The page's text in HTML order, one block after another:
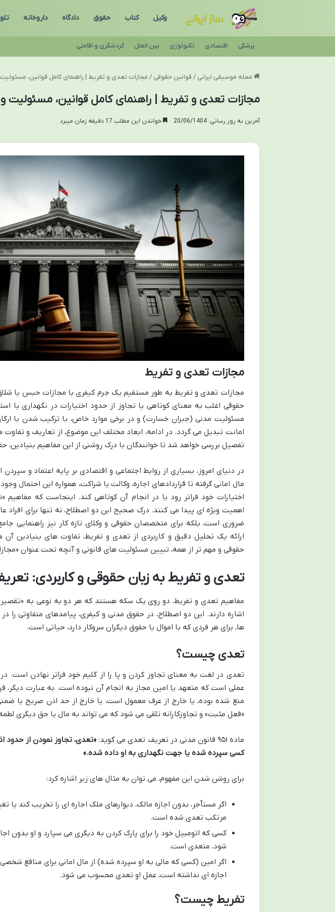
وکیل کتاب حقوق دادگاه داروخانه
پزشکی اقتصادی تکنولوژی بین الملل گردشگری و اقامتی
مجله موسیقی ایرانی / قوانین حقوقی / مجازات تعدی و تفریط | راهنمای کامل قوانین،
مجازات تعدی و تفریط | راهنمای کامل قوانین، مسئولیت
آخرین به روز رسانی: 20/06/1404 خواندن این مطلب 17 دقیقه زمان میبرد
مجازات تعدی و تفریط
مجازات تعدی و تفریط به طور مستقیم یک جرم کیفری با مجازات حبس یا
حقوقی اغلب به معنای کوتاهی یا تجاوز از حدود اختیارات در نگهداری یا
مسئولیت مدنی (جبران خسارت) و در برخی موارد خاص، با ترکیب شدن با
امانت تبدیل می گردد. در ادامه، ابعاد مختلف این موضوع، از تعاریف و تفاوت
تفصیل بررسی خواهد شد تا خوانندگان با درک روشنی از این مفاهیم بنیادین،
در دنیای امروز، بسیاری از روابط اجتماعی و اقتصادی بر پایه اعتماد و
مال امانی گرفته تا قراردادهای اجاره، وکالت یا شراکت، همواره این احتمال
اختیارات خود فراتر رود یا در انجام آن کوتاهی کند. اینجاست که مفاهیم
اهمیت ویژه ای پیدا می کنند. درک صحیح این دو اصطلاح، نه تنها برای افراد
ضروری است، بلکه برای متخصصان حقوقی و وکلای تازه کار نیز راهنمایی
ارائه یک تحلیل دقیق و کاربردی از تعدی و تفریط، تفاوت های بنیادین
حقوقی و مهم تر از همه، تبیین مسئولیت های قانونی و آنچه تحت عنوان
تعدی و تفریط به زبان حقوقی و کاربردی:
مفاهیم تعدی و تفریط، دو روی یک سکه هستند که هر دو به نوعی به
اشاره دارند. این دو اصطلاح، در حقوق مدنی و کیفری، پیامدهای متفاوتی
ها، برای هر فردی که با اموال یا حقوق دیگران سروکار دارد، حیاتی است.
تعدی چیست؟
تعدی در لغت به معنای تجاوز کردن و پا را از گلیم خود فراتر نهادن است.
عملی است که متعهد یا امین مجاز به انجام آن نبوده است. به عبارت دیگر،
منع شده بوده، یا خارج از عرف معمول است، یا خارج از حد اذن صریح یا
«فعل مثبت» و تجاوزکارانه تلقی می شود که می تواند به مال یا حق دیگری
ماده ۹۵۱ قانون مدنی در تعریف تعدی می گوید:
«تعدی، تجاوز نمودن از
کسی سپرده شده یا جهت نگهداری به او داده شده.»
برای روشن شدن این مفهوم، می توان به مثال های زیر اشاره کرد:
اگر مستأجر، بدون اجازه مالک، دیوارهای ملک اجاره ای را تخریب کند یا
مرتکب تعدی شده است.
کسی که اتومبیل خود را برای پارک کردن به دیگری می سپارد و او بدون
شود، متعدی است.
اگر امین (کسی که مالی به او سپرده شده) از مال امانی برای منافع
اجازه ای نداشته است، عمل او تعدی محسوب می شود.
تفریط چیست؟